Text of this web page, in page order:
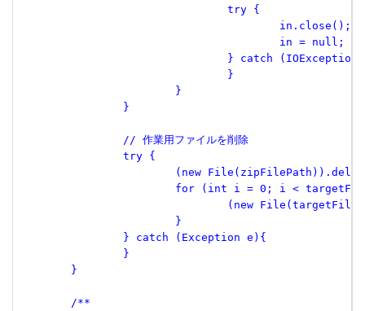
try {
in.close();
in = null;
} catch
}
}
}
// 作業用ファイルを削除
try {
(new
for (int i = 0; i <
(new
}
} catch (Exception e){
}
}
/**